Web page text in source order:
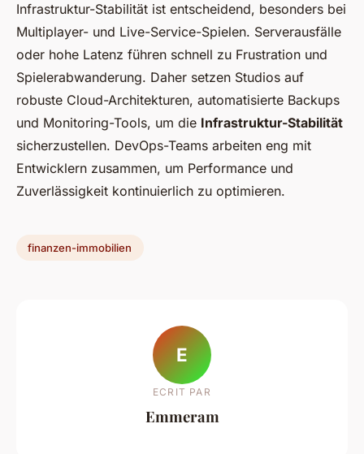
Infrastruktur-Stabilität ist entscheidend, besonders bei
Multiplayer- und Live-Service-Spielen. Serverausfälle
oder hohe Latenz führen schnell zu Frustration und
Spielerabwanderung. Daher setzen Studios auf
robuste Cloud-Architekturen, automatisierte Backups
und Monitoring-Tools, um die Infrastruktur-Stabilität
sicherzustellen. DevOps-Teams arbeiten eng mit
Entwicklern zusammen, um Performance und
Zuverlässigkeit kontinuierlich zu optimieren.
finanzen-immobilien
E
ECRIT PAR
Emmeram